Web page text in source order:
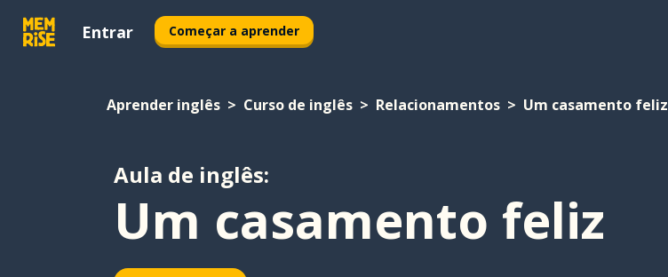
Entrar Começar a aprender
Aprender inglês Curso de inglês Relacionamentos Um casamento feliz
Aula de inglês:
Um casamento feliz